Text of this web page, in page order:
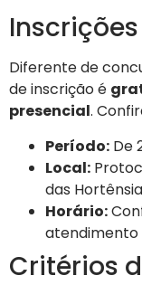
Diferente de
de inscrição é
presencial.
Período: De
Local:
das
Horário:
atendimento
Critérios